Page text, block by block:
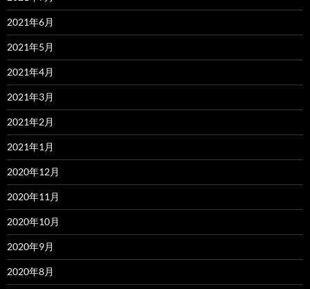
2021年6月
2021年5月
2021年4月
2021年3月
2021年2月
2021年1月
2020年12月
2020年11月
2020年10月
2020年9月
2020年8月